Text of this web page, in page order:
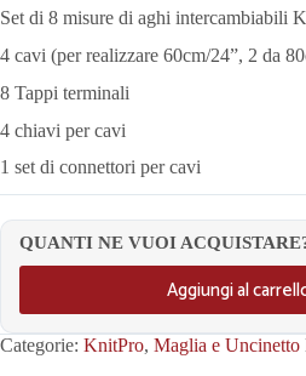
Set di 8 misure di aghi intercambiabili
4 cavi (per realizzare 60cm/24”, 2 da
8 Tappi terminali
4 chiavi per cavi
1 set di connettori per cavi
QUANTI NE VUOI
Aggiungi al
Categorie: KnitPro, Maglia e Uncinetto